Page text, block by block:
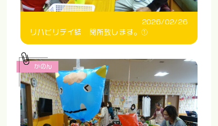
2026/02/26
リハビリデイ結 閉所致します。①
かのん